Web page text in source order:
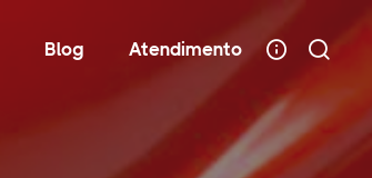
Blog Atendimento